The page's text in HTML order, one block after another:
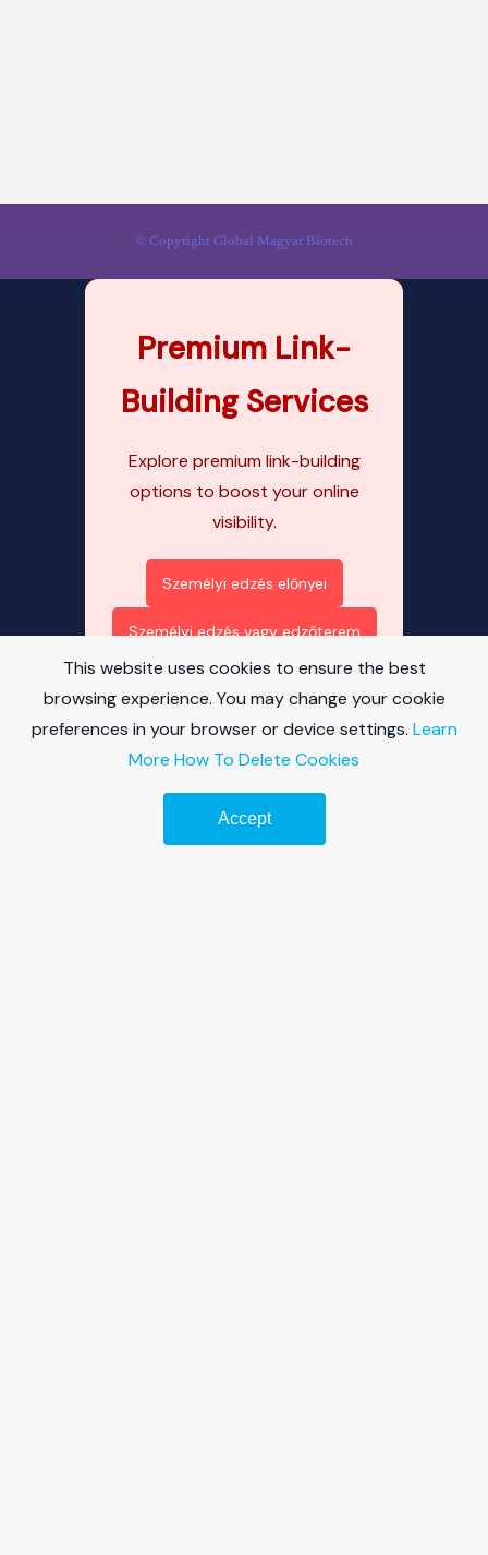
© Copyright Global Magyar Biotech
Premium Link-
Building Services
Explore premium link-building
options to boost your online
visibility.
Személyi edzés előnyei
Személyi edzés vagy edzőterem
Személyi edzés árak
Személyi edzés Budapesten
Magnézium és sportteljesítmény
This website uses cookies to ensure the best
browsing experience. You may change your cookie
preferences in your browser or device settings. Learn
More How To Delete Cookies
Accept